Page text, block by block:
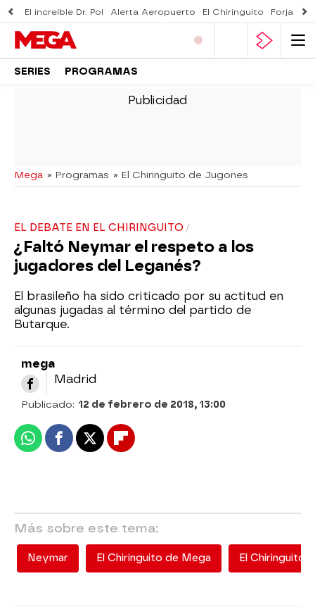
El increíble Dr. Pol Alerta Aeropuerto El Chiringuito Forjado
SERIES PROGRAMAS
Mega » Programas » El Chiringuito de Jugones
EL DEBATE EN EL CHIRINGUITO
¿Faltó Neymar el respeto a los
jugadores del Leganés?
El brasileño ha sido criticado por su actitud en
algunas jugadas al término del partido de
Butarque.
mega
Madrid
Publicado: 12 de febrero de 2018, 13:00
WhatsappFacebook
X Flipboard
Más sobre este tema:
Neymar El Chiringuito de Mega El Chiringuito